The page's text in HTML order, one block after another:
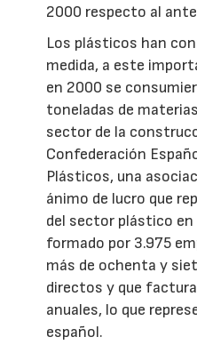
2000 respecto al
Los plásticos han
medida, a este
en 2000 se
toneladas de
sector de la
Confederación
Plásticos, una
ánimo de lucro que
del sector plástico
formado por 3.975
más de ochenta y
directos y que
anuales, lo que
español.